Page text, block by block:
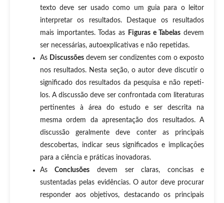
texto deve ser usado como um guia para o leitor
interpretar os resultados. Destaque os resultados
mais importantes. Todas as
Figuras e Tabelas devem
ser necessárias, autoexplicativas e não repetidas.
As Discussõesdevem ser condizentes com o exposto
nos resultados. Nesta seção, o autor deve discutir o
significado dos resultados da pesquisa e não repeti-
los. A discussão deve ser confrontada com literaturas
pertinentes à área do estudo e ser descrita na
mesma ordem da apresentação dos resultados. A
discussão geralmente deve conter as principais
descobertas, indicar seus significados e implicações
para a ciência e práticas inovadoras.
AsConclusões devem ser claras, concisas e
sustentadas pelas evidências. O autor deve procurar
responder aos objetivos, destacando os principais